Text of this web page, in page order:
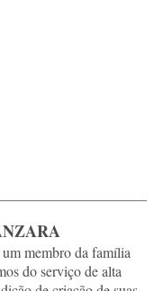
membro da família
do serviço de alta